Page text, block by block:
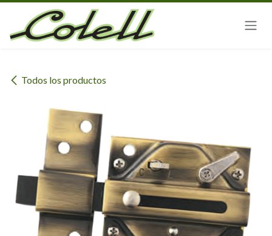
Ir al contenido
Todos los productos